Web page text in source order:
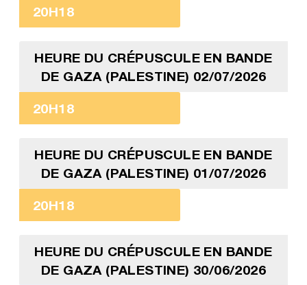
20H18
HEURE DU CRÉPUSCULE EN BANDE
DE GAZA (PALESTINE) 02/07/2026
20H18
HEURE DU CRÉPUSCULE EN BANDE
DE GAZA (PALESTINE) 01/07/2026
20H18
HEURE DU CRÉPUSCULE EN BANDE
DE GAZA (PALESTINE) 30/06/2026